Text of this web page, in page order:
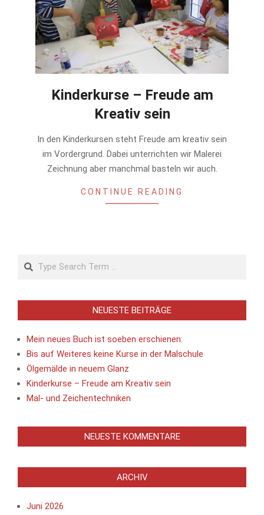
Kinderkurse – Freude am
Kreativ sein
In den Kinderkursen steht Freude am kreativ sein
im Vordergrund. Dabei unterrichten wir Malerei
Zeichnung aber manchmal basteln wir auch.
CONTINUE READING
Search
NEUESTE BEITRÄGE
Mein neues Buch ist soeben erschienen:
Bis auf Weiteres keine Kurse in der Malschule
Ölgemälde in neuem Glanz
Kinderkurse – Freude am Kreativ sein
Mal- und Zeichentechniken
NEUESTE KOMMENTARE
ARCHIV
Juni 2026